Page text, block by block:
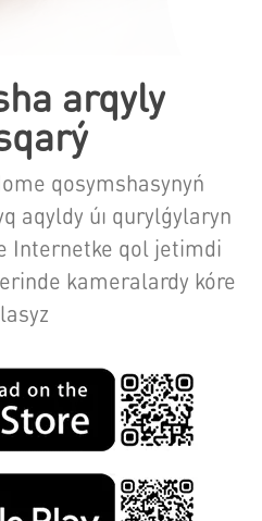
arqyly
qosymshasynyń
aqyldy úı qurylǵylaryn
Internetke qol jetimdi
kameralardy kóre